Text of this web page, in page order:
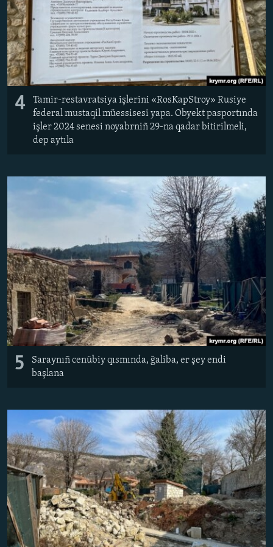
4
Tamir-restavratsiya işlerini «RosKapStroy» Rusiye
federal mustaqil müessisesi yapa. Obyekt pasportında
işler 2024 senesi noyabrniñ 29-na qadar bitirilmeli,
dep aytıla
5
Saraynıñ cenübiy qısmında, ğaliba, er şey endi
başlana